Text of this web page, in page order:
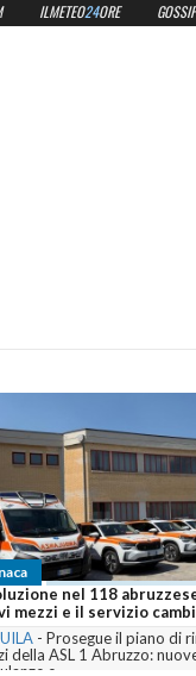
arrivano
cambia volto...
di rinnovo del parco
nuove auto mediche,
ILMETEO24ORE